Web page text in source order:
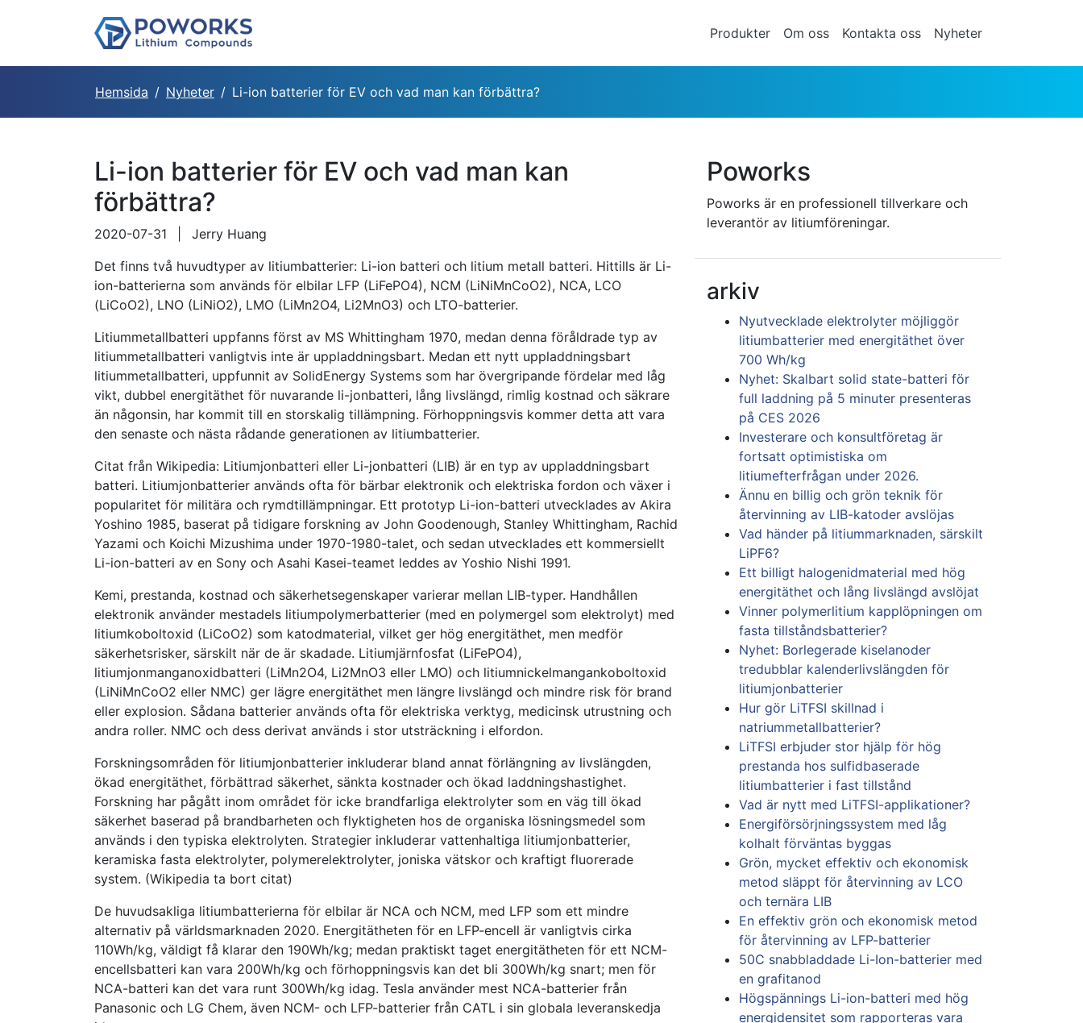
Produkter Om oss Kontakta oss Nyheter
Hemsida Nyheter Li-ion batterier för EV och vad man kan förbättra?
Li-ion batterier för EV och vad man kan
förbättra?
2020-07-31
Jerry Huang
Det finns två huvudtyper av litiumbatterier: Li-ion batteri och litium metall batteri. Hittills är Li-
ion-batterierna som används för elbilar LFP (LiFePO4), NCM (LiNiMnCoO2), NCA, LCO
(LiCoO2), LNO (LiNiO2), LMO (LiMn2O4, Li2MnO3) och LTO-batterier.
Litiummetallbatteri uppfanns först av MS Whittingham 1970, medan denna föråldrade typ av
litiummetallbatteri vanligtvis inte är uppladdningsbart. Medan ett nytt uppladdningsbart
litiummetallbatteri, uppfunnit av SolidEnergy Systems som har övergripande fördelar med låg
vikt, dubbel energitäthet för nuvarande li-jonbatteri, lång livslängd, rimlig kostnad och säkrare
än någonsin, har kommit till en storskalig tillämpning. Förhoppningsvis kommer detta att vara
den senaste och nästa rådande generationen av litiumbatterier.
Citat från Wikipedia: Litiumjonbatteri eller Li-jonbatteri (LIB) är en typ av uppladdningsbart
batteri. Litiumjonbatterier används ofta för bärbar elektronik och elektriska fordon och växer i
popularitet för militära och rymdtillämpningar. Ett prototyp Li-ion-batteri utvecklades av Akira
Yoshino 1985, baserat på tidigare forskning av John Goodenough, Stanley Whittingham, Rachid
Yazami och Koichi Mizushima under 1970-1980-talet, och sedan utvecklades ett kommersiellt
Li-ion-batteri av en Sony och Asahi Kasei-teamet leddes av Yoshio Nishi 1991.
Kemi, prestanda, kostnad och säkerhetsegenskaper varierar mellan LIB-typer. Handhållen
elektronik använder mestadels litiumpolymerbatterier (med en polymergel som elektrolyt) med
litiumkoboltoxid (LiCoO2) som katodmaterial, vilket ger hög energitäthet, men medför
säkerhetsrisker, särskilt när de är skadade. Litiumjärnfosfat (LiFePO4),
litiumjonmanganoxidbatteri (LiMn2O4, Li2MnO3 eller LMO) och litiumnickelmangankoboltoxid
(LiNiMnCoO2 eller NMC) ger lägre energitäthet men längre livslängd och mindre risk för brand
eller explosion. Sådana batterier används ofta för elektriska verktyg, medicinsk utrustning och
andra roller. NMC och dess derivat används i stor utsträckning i elfordon.
Forskningsområden för litiumjonbatterier inkluderar bland annat förlängning av livslängden,
ökad energitäthet, förbättrad säkerhet, sänkta kostnader och ökad laddningshastighet.
Forskning har pågått inom området för icke brandfarliga elektrolyter som en väg till ökad
säkerhet baserad på brandbarheten och flyktigheten hos de organiska lösningsmedel som
används i den typiska elektrolyten. Strategier inkluderar vattenhaltiga litiumjonbatterier,
keramiska fasta elektrolyter, polymerelektrolyter, joniska vätskor och kraftigt fluorerade
system. (Wikipedia ta bort citat)
De huvudsakliga litiumbatterierna för elbilar är NCA och NCM, med LFP som ett mindre
alternativ på världsmarknaden 2020. Energitätheten för en LFP-encell är vanligtvis cirka
110Wh/kg, väldigt få klarar den 190Wh/kg; medan praktiskt taget energitätheten för ett NCM-
encellsbatteri kan vara 200Wh/kg och förhoppningsvis kan det bli 300Wh/kg snart; men för
NCA-batteri kan det vara runt 300Wh/kg idag. Tesla använder mest NCA-batterier från
Panasonic och LG Chem, även NCM- och LFP-batterier från CATL i sin globala leveranskedja
Poworks
Poworks är en professionell tillverkare och
leverantör av litiumföreningar.
arkiv
Nyutvecklade elektrolyter möjliggör
litiumbatterier med energitäthet över
700 Wh/kg
Nyhet: Skalbart solid state-batteri för
full laddning på 5 minuter presenteras
på CES 2026
Investerare och konsultföretag är
fortsatt optimistiska om
litiumefterfrågan under 2026.
Ännu en billig och grön teknik för
återvinning av LIB-katoder avslöjas
Vad händer på litiummarknaden, särskilt
LiPF6?
Ett billigt halogenidmaterial med hög
energitäthet och lång livslängd avslöjat
Vinner polymerlitium kapplöpningen om
fasta tillståndsbatterier?
Nyhet: Borlegerade kiselanoder
tredubblar kalenderlivslängden för
litiumjonbatterier
Hur gör LiTFSI skillnad i
natriummetallbatterier?
LiTFSI erbjuder stor hjälp för hög
prestanda hos sulfidbaserade
litiumbatterier i fast tillstånd
Vad är nytt med LiTFSI-applikationer?
Energiförsörjningssystem med låg
kolhalt förväntas byggas
Grön, mycket effektiv och ekonomisk
metod släppt för återvinning av LCO
och ternära LIB
En effektiv grön och ekonomisk metod
för återvinning av LFP-batterier
50C snabbladdade Li-Ion-batterier med
en grafitanod
Högspännings Li-ion-batteri med hög
energidensitet som rapporteras vara